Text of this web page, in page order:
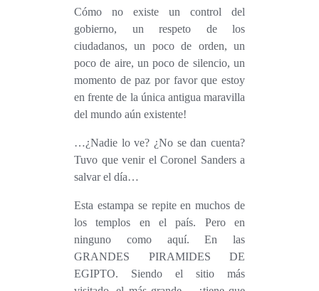
Cómo no existe un control del
gobierno, un respeto de los
ciudadanos, un poco de orden, un
poco de aire, un poco de silencio, un
momento de paz por favor que estoy
en frente de la única antigua maravilla
del mundo aún existente!
…¿Nadie lo ve? ¿No se dan cuenta?
Tuvo que venir el Coronel Sanders a
salvar el día…
Esta estampa se repite en muchos de
los templos en el país. Pero en
ninguno como aquí. En las
GRANDES PIRAMIDES DE
EGIPTO. Siendo el sitio más